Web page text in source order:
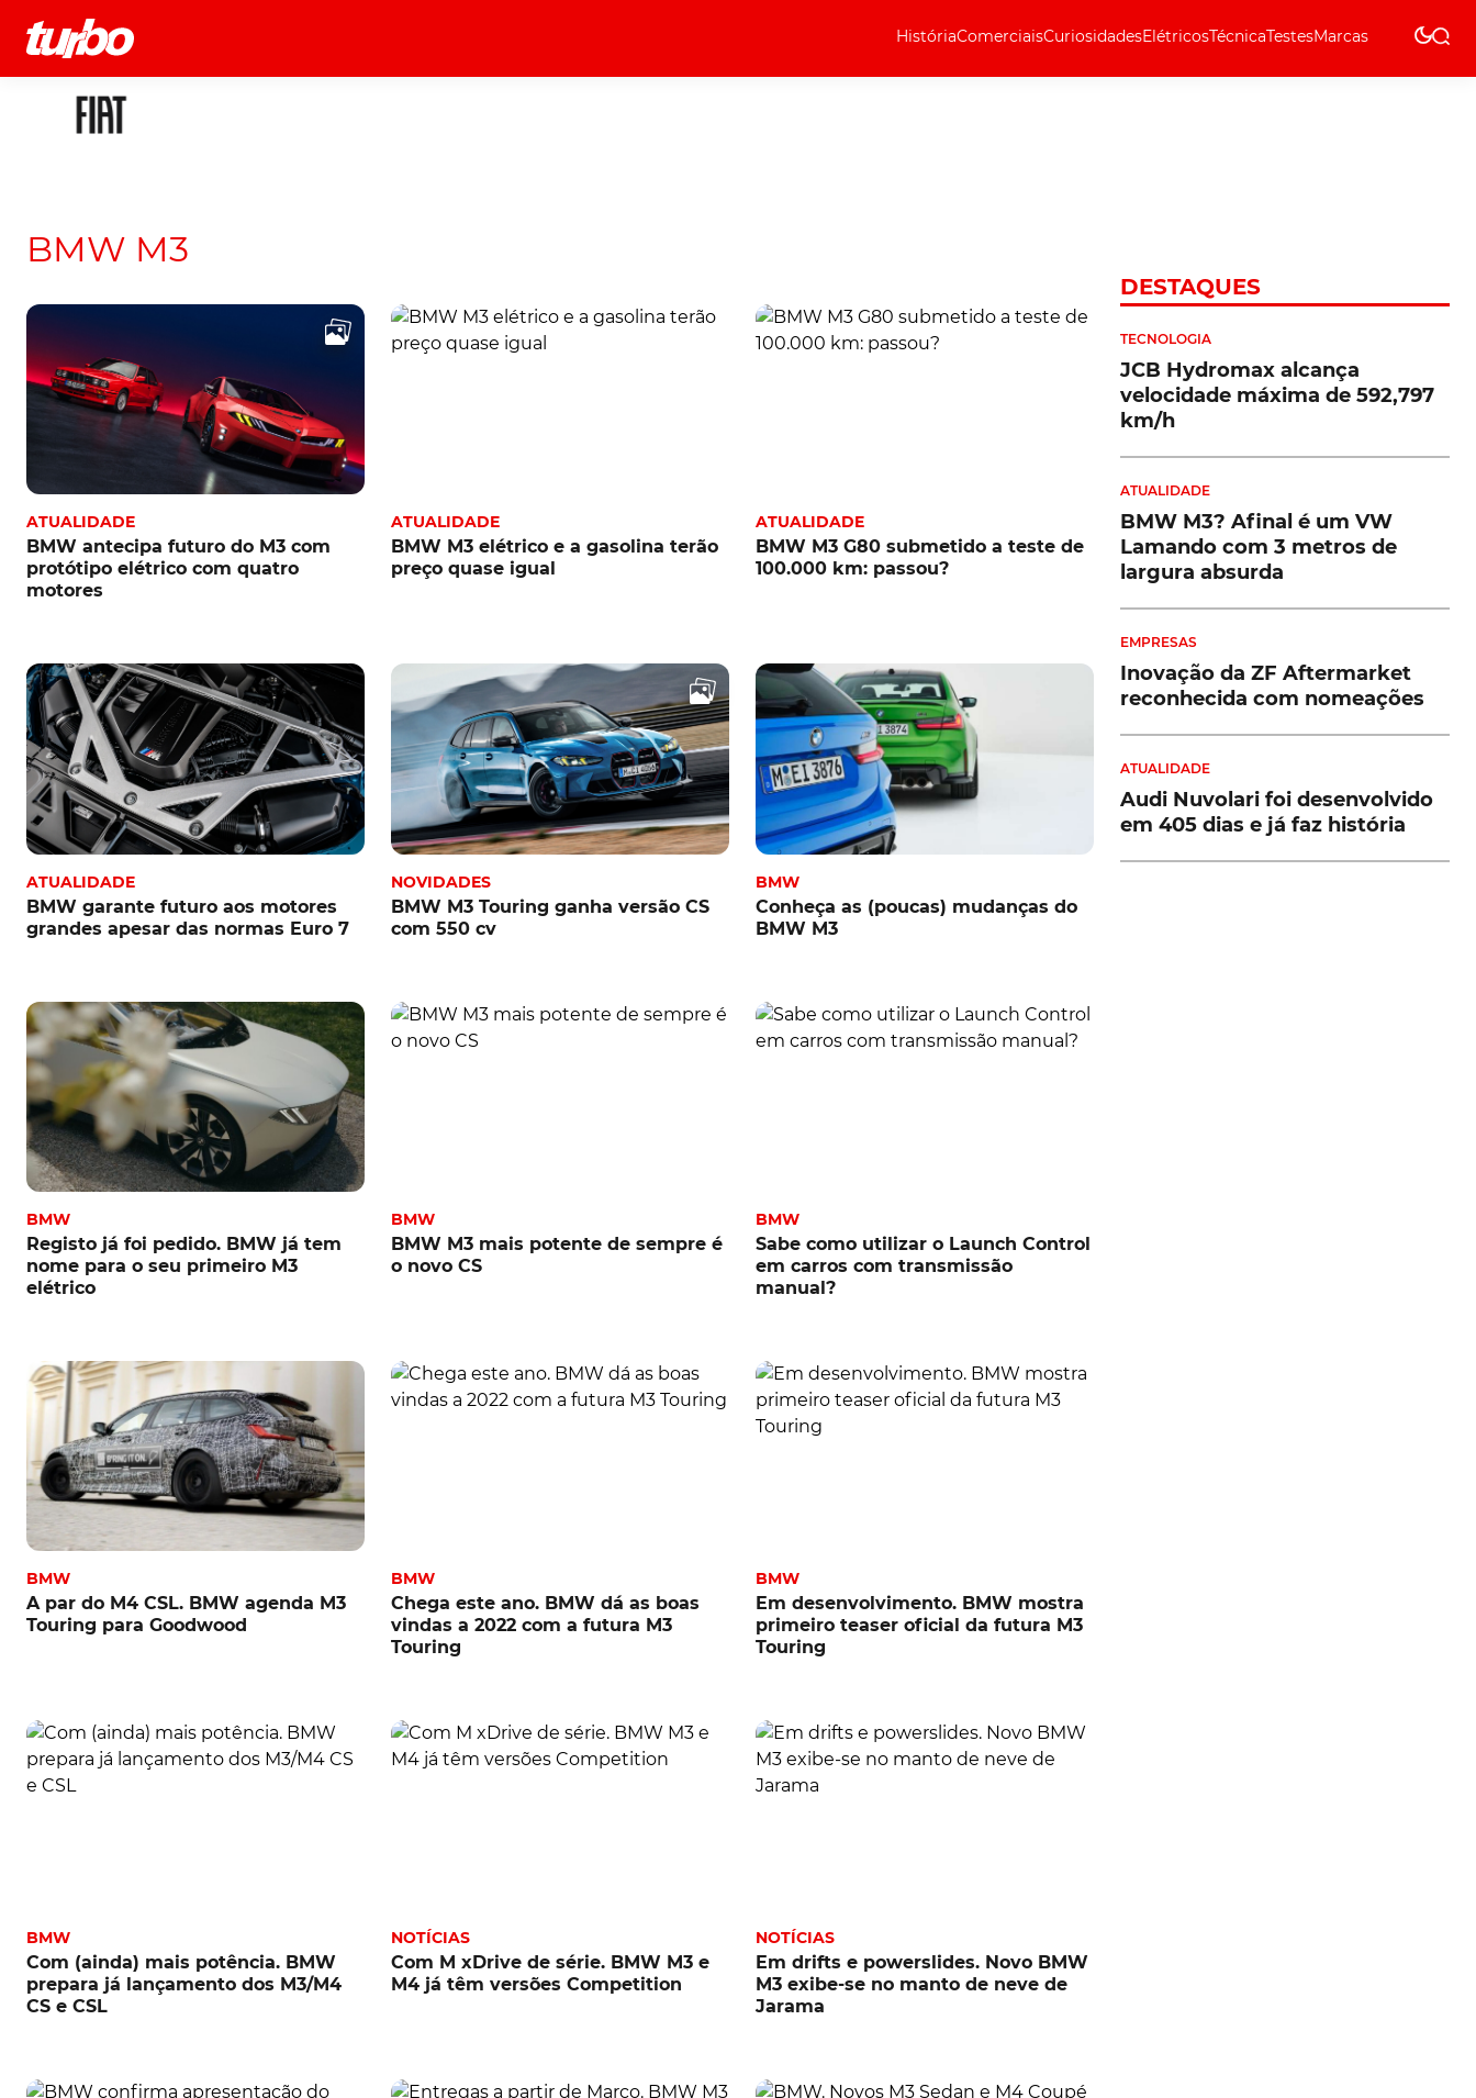
HistóriaComerciaisCuriosidadesElétricosTécnicaTestesMarcas
História
BMW M3
ATUALIDADE
BMW antecipa futuro do M3 com
protótipo elétrico com quatro
motores
ATUALIDADE
BMW M3 elétrico e a gasolina terão
preço quase igual
ATUALIDADE
BMW M3 G80 submetido a teste de
100.000 km: passou?
ATUALIDADE
BMW garante futuro aos motores
grandes apesar das normas Euro 7
NOVIDADES
BMW M3 Touring ganha versão CS
com 550 cv
BMW
Conheça as (poucas) mudanças do
BMW M3
BMW
Registo já foi pedido. BMW já tem
nome para o seu primeiro M3
elétrico
BMW
BMW M3 mais potente de sempre é
o novo CS
BMW
Sabe como utilizar o Launch Control
em carros com transmissão
manual?
BMW
A par do M4 CSL. BMW agenda M3
Touring para Goodwood
BMW
Chega este ano. BMW dá as boas
vindas a 2022 com a futura M3
Touring
BMW
Em desenvolvimento. BMW mostra
primeiro teaser oficial da futura M3
Touring
BMW
Com (ainda) mais potência. BMW
prepara já lançamento dos M3/M4
CS e CSL
NOTÍCIAS
Com M xDrive de série. BMW M3 e
M4 já têm versões Competition
NOTÍCIAS
Em drifts e powerslides. Novo BMW
M3 exibe-se no manto de neve de
Jarama
DESTAQUES
TECNOLOGIA
JCB Hydromax alcança
velocidade máxima de 592,797
km/h
ATUALIDADE
BMW M3? Afinal é um VW
Lamando com 3 metros de
largura absurda
EMPRESAS
Inovação da ZF Aftermarket
reconhecida com nomeações
ATUALIDADE
Audi Nuvolari foi desenvolvido
em 405 dias e já faz história